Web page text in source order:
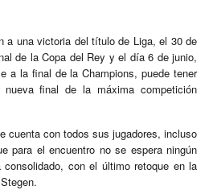
a una victoria del título de Liga, el 30 de
de la Copa del Rey y el día 6 de junio,
a la final de la Champions, puede tener
final de la máxima competición
cuenta con todos sus jugadores, incluso
para el encuentro no se espera ningún
con el último retoque en la